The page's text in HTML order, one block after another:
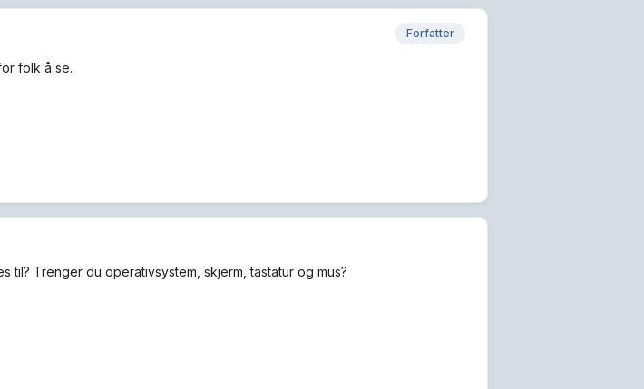
Forfatter
folk å se.
til? Trenger du operativsystem, skjerm, tastatur og mus?